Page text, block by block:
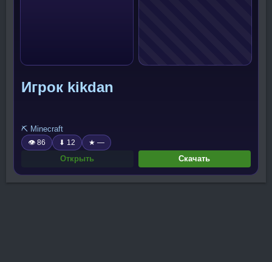
Игрок kikdan
⛏️ Minecraft
👁 86 ⬇ 12 ★ —
Открыть Скачать